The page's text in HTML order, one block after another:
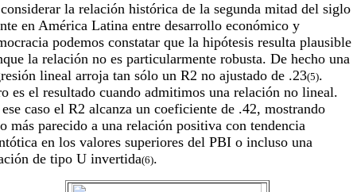
la relación histórica de la segunda mitad del siglo
en América Latina entre desarrollo económico y
podemos constatar que la hipótesis resulta plausible
la relación no es particularmente robusta. De hecho una
lineal arroja tan sólo un R2 no ajustado de .23(5).
es el resultado cuando admitimos una relación no lineal.
caso el R2 alcanza un coeficiente de .42, mostrando
más parecido a una relación positiva con tendencia
en los valores superiores del PBI o incluso una
de tipo U invertida(6).